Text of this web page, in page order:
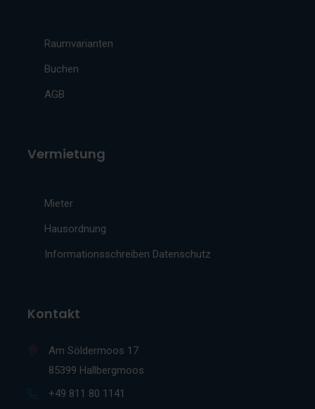
Raumvarianten
Buchen
AGB
Vermietung
Mieter
Hausordnung
Informationsschreiben Datenschutz
Kontakt
Am Söldermoos 17
85399 Hallbergmoos
+49 811 80 1141